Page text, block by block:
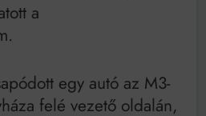
technológia akkor
a
egy autó az M3-
felé vezető oldalán,